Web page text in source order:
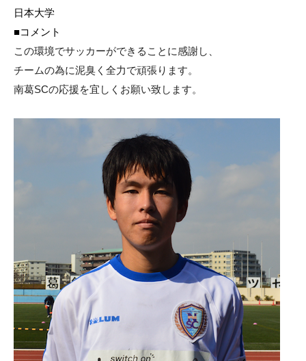
日本大学
■コメント
この環境でサッカーができることに感謝し、
チームの為に泥臭く全力で頑張ります。
南葛SCの応援を宜しくお願い致します。